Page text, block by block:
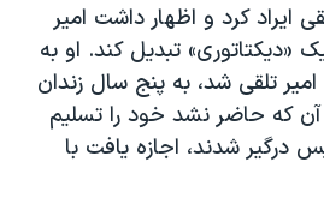
در اکتبر ۲۰۱۲ نطقی ایراد کرد و اظهار داشت امیر
«دیکتاتوری» تبدیل کند. او به
تلقی شد، به پنج سال زندان
که حاضر نشد خود را تسلیم
درگیر شدند، اجازه یافت با